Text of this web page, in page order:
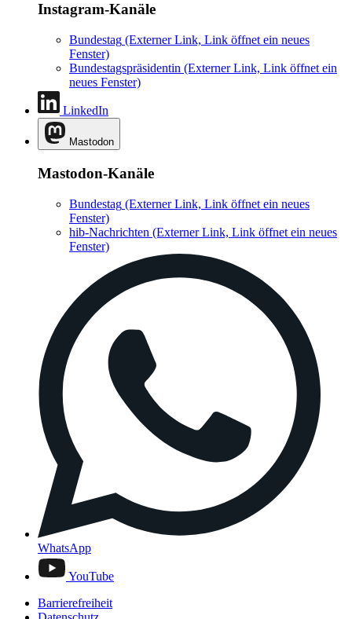
Instagram-Kanäle
Bundestag (Externer Link, Link öffnet ein neues
Fenster)
Bundestagspräsidentin (Externer Link, Link öffnet ein
neues Fenster)
LinkedIn
Mastodon
Mastodon-Kanäle
Bundestag (Externer Link, Link öffnet ein neues
Fenster)
hib-Nachrichten (Externer Link, Link öffnet ein neues
Fenster)
WhatsApp
YouTube
Barrierefreiheit